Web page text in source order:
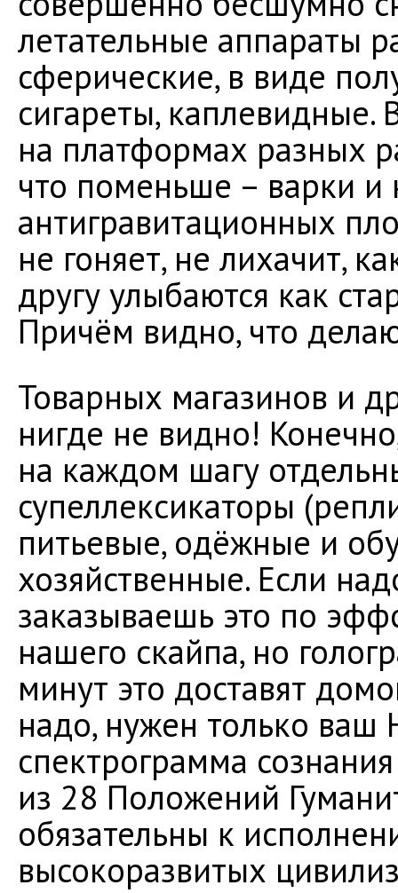
летательные аппараты
сферические, в виде
сигареты,
на платформах разных
что поменьше – варки
антигравитационных
не гоняет, не лихачит,
другу улыбаются как
Причём видно, что
Товарных магазинов и
нигде не видно!
на каждом шагу
супеллексикаторы
питьевые, одёжные и
хозяйственные. Если
заказываешь это по
нашего скайпа, но
минут это доставят
надо, нужен только
спектрограмма
из 28 Положений
обязательны к
высокоразвитых